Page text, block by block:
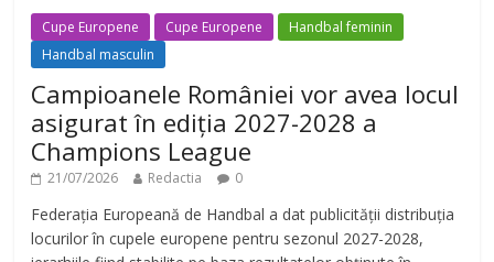
Cupe Europene Cupe Europene
Handbal feminin
Handbal masculin
Campioanele României vor avea locul
asigurat în ediția 2027-2028 a
Champions League
21/07/2026 Redactia 0
Federația Europeană de Handbal a dat publicității distribuția
locurilor în cupele europene pentru sezonul 2027-2028,